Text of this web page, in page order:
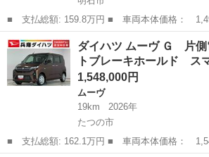
■ 支払総額: 159.8万円 ■ 車両本体価格： 1,498,000 円 ■ メーカ
ー名： ダイハツ ■ 車種名： ムーヴ ■ グ
クカメラ 両側スライド・片側電動 クリアラ
シスト ...
兵庫 明石市 ムーヴ
ダイハツ ムーヴ Ｇ 片
トブレーキホールド
1,548,000円
ムーヴ
19km
2026年
たつの市
■ 支払総額: 162.1万円 ■ 車両本体価格： 1,548,000 円 ■ メーカ